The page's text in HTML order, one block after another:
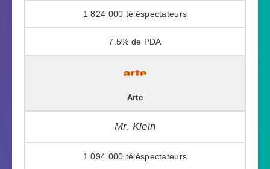
1 824 000
7.5%
Arte
Mr. Klein
1 094 000